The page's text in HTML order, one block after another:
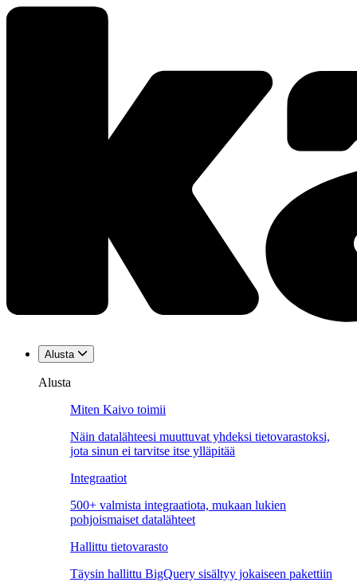
Alusta
Alusta
Miten Kaivo toimii
Näin datalähteesi muuttuvat yhdeksi tietovarastoksi,
jota sinun ei tarvitse itse ylläpitää
Integraatiot
500+ valmista integraatiota, mukaan lukien
pohjoismaiset datalähteet
Hallittu tietovarasto
Täysin hallittu BigQuery sisältyy jokaiseen pakettiin